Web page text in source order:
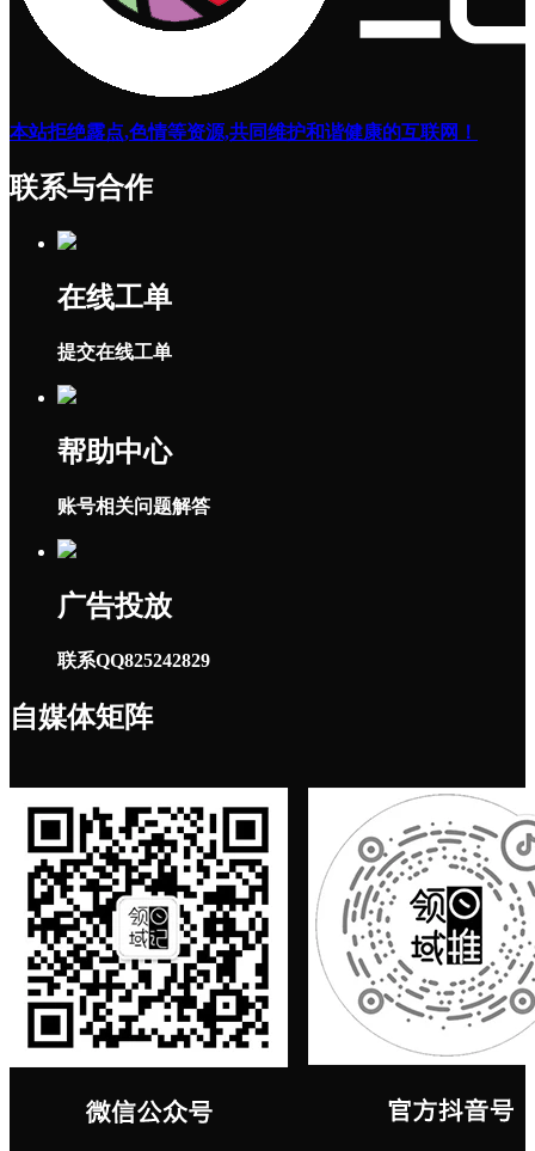
本站拒绝露点,色情等资源,共同维护和谐健康的互联网！
联系与合作
在线工单
提交在线工单
帮助中心
账号相关问题解答
广告投放
联系QQ825242829
自媒体矩阵